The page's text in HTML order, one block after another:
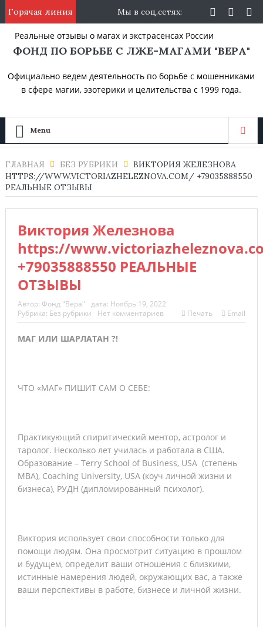
Горячая линия Мы в соц.сетях:
Реальные отзывы о магах и экстрасенсах России
ФОНД ПО БОРЬБЕ С ЛЖЕ-МАГАМИ "ВЕРА"
Официально ведем деятельность по борьбе с мошенниками
в сфере магии, эзотерики и целительства с 1999 года.
Menu
ГЛАВНАЯ БЕЗ РУБРИКИ
ВИКТОРИЯ ЖЕЛЕЗНОВА
HTTPS://WWW.VICTORIAZHELEZNOVA.COM/ +79035888550
РЕАЛЬНЫЕ ОТЗЫВЫ
Виктория Железнова
https://
+79035888550 РЕАЛЬНЫЕ
ОТЗЫВЫ
Автор: Фонд "Вера" дата: Ноябрь 19, 2022
Рубрика: Без рубрики Нет комментариев Печать Email
МАГ ИЛИ ШАРЛАТАН ?!
ЧТО «МАГ» ПИШИТ САМ О СЕБЕ:
Практикующий спиритический ментор, астролог и
таролог. Несколько лет училась и работала в США.
Образование – Terry School of Business, USA (степень
МВА), Coaching University, USA (коуч личной жизни и
бизнеса), РУДН (дипломированный психолог).
Виктория использует свои способности только для
помощи людям. Она просмотрит ситуацию в прошлом
и будущем, определит ваши отношения с близкими,
истинные намерения людей, окружающих вас, а также
ваши перспективы в работе, бизнесе и личной жизни.